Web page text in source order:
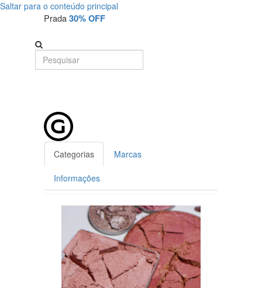
Saltar para o conteúdo principal
Detalhe
Produto
Produto
Prada30% OFF
Categorias Marcas
Informações